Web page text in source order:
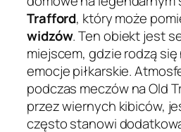
Trafford, który może
widzów. Ten obiekt jest
miejscem, gdzie rodzą
emocje piłkarskie.
podczas meczów na Old
przez wiernych kibiców,
często stanowi